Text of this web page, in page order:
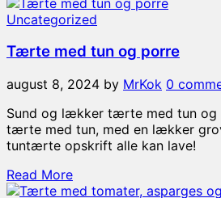
Uncategorized
Tærte med tun og porre
august 8, 2024 by MrKok 0
Sund og lækker tærte med tun og
tærte med tun, med en lækker
tuntærte opskrift alle kan lave!
Read More